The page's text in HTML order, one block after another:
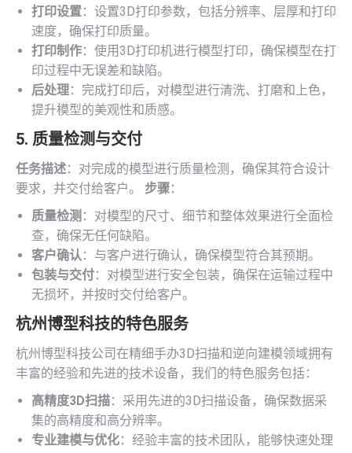
打印设置：设置3D打印参数，包括分辨率、层厚和打印
速度，确保打印质量。
打印制作：使用3D打印机进行模型打印，确保模型在打
印过程中无误差和缺陷。
后处理：完成打印后，对模型进行清洗、打磨和上色，
提升模型的美观性和质感。
5. 质量检测与交付
任务描述：对完成的模型进行质量检测，确保其符合设计
要求，并交付给客户。 步骤：
质量检测 ：对模型的尺寸、细节和整体效果进行全面检
查，确保无任何缺陷。
客户确认 ：与客户进行确认，确保模型符合其预期。
包装与交付：对模型进行安全包装，确保在运输过程中
无损坏，并按时交付给客户。
杭州博型科技的特色服务
杭州博型科技公司在精细手办3D扫描和逆向建模领域拥有
丰富的经验和先进的技术设备，我们的特色服务包括：
高精度3D扫描：采用先进的3D扫描设备，确保数据采
集的高精度和高分辨率。
专业建模与优化：经验丰富的技术团队，能够快速处理